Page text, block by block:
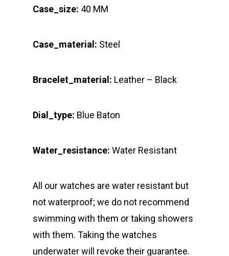
Case_size: 40 MM
Case_material: Steel
Bracelet_material: Leather – Black
Dial_type: Blue Baton
Water_resistance: Water Resistant
All our watches are water resistant but
not waterproof; we do not recommend
swimming with them or taking showers
with them. Taking the watches
underwater will revoke their guarantee.